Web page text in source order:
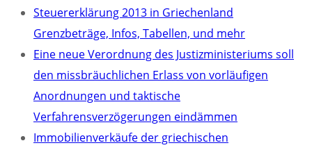
Steuererklärung 2013 in Griechenland
Grenzbeträge, Infos, Tabellen, und mehr
Eine neue Verordnung des Justizministeriums soll
den missbräuchlichen Erlass von vorläufigen
Anordnungen und taktische
Verfahrensverzögerungen eindämmen
Immobilienverkäufe der griechischen